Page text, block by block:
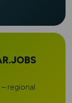
regional